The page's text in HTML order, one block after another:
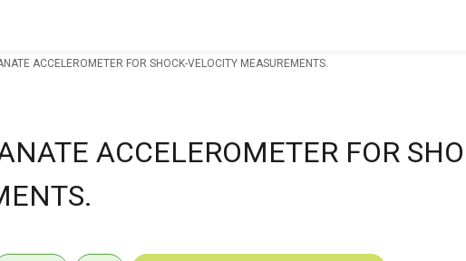
ACCELEROMETER FOR SHOCK-VELOCITY MEASUREMENTS.
ACCELEROMETER FOR